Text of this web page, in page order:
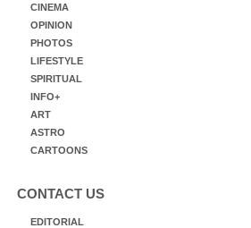
CINEMA
OPINION
PHOTOS
LIFESTYLE
SPIRITUAL
INFO+
ART
ASTRO
CARTOONS
CONTACT US
EDITORIAL